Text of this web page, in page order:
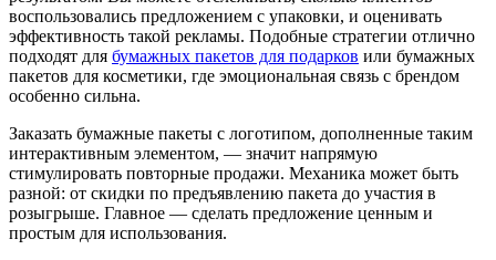
воспользовались предложением с упаковки, и оценивать
эффективность такой рекламы. Подобные стратегии отлично
подходят для бумажных пакетов для подарков или бумажных
пакетов для косметики, где эмоциональная связь с брендом
особенно сильна.
Заказать бумажные пакеты с логотипом, дополненные таким
интерактивным элементом, — значит напрямую
стимулировать повторные продажи. Механика может быть
разной: от скидки по предъявлению пакета до участия в
розыгрыше. Главное — сделать предложение ценным и
простым для использования.